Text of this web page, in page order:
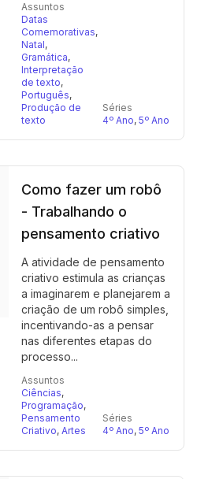
Assuntos
Datas
Comemorativas,
Natal,
Gramática,
Interpretação
de texto,
Português,
Produção de
texto
Séries
4º Ano, 5º Ano
Como fazer um robô
- Trabalhando o
pensamento criativo
A atividade de pensamento
criativo estimula as crianças
a imaginarem e planejarem a
criação de um robô simples,
incentivando-as a pensar
nas diferentes etapas do
processo...
Assuntos
Ciências,
Programação,
Pensamento
Criativo, Artes
Séries
4º Ano, 5º Ano